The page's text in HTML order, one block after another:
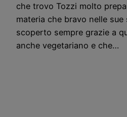
che trovo Tozzi molto
materia che bravo nelle
scoperto sempre grazie a
anche vegetariano e che…